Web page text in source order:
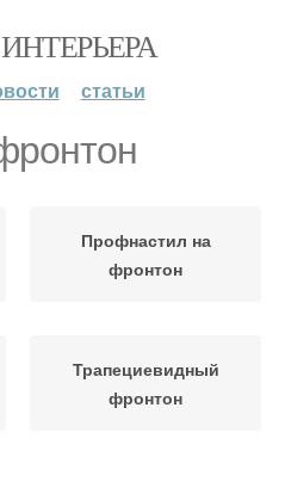
статьи
Профнастил на
фронтон
Трапециевидный
фронтон